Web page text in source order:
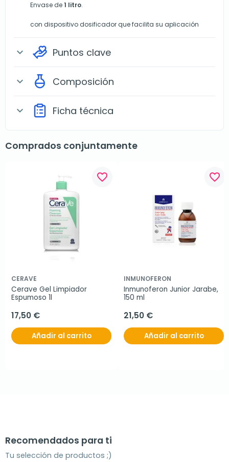
Envase de1 litro.
con dispositivo dosificador que facilita su aplicación
expand_more Puntos clave
expand_more Composición
expand_more Ficha técnica
Comprados conjuntamente
favorite_border
CERAVE
Cerave Gel Limpiador
Espumoso 1l
17,50 €
Añadir al carrito
favorite_border
INMUNOFERON
Inmunoferon Junior Jarabe,
150 ml
21,50 €
Añadir al carrito
Recomendados para ti
Tu selección de productos ;)